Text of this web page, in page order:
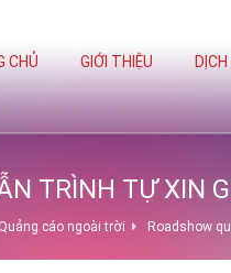
CHỦ GIỚI THIỆU
TRÌNH TỰ XIN
Quảng cáo ngoài trời Roadshow